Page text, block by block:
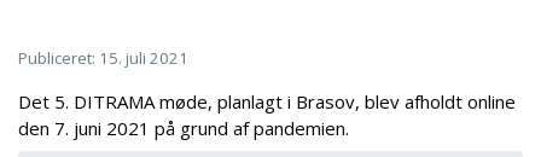
Publiceret: 15. juli 2021
Det 5. DITRAMA møde, planlagt i Brasov, blev afholdt online
den 7. juni 2021 på grund af pandemien.